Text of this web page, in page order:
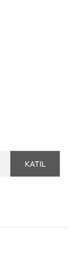
KATIL